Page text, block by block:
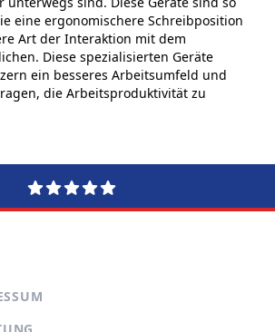
eine ergonomischere Schreibposition
Art der Interaktion mit dem
Diese spezialisierten Geräte
ein besseres Arbeitsumfeld und
die Arbeitsproduktivität zu